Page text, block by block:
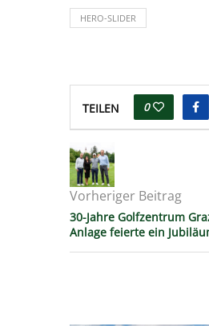
HERO-SLIDER
TEILEN 0
Vorheriger Beitrag
30-Jahre Golfzentrum
Anlage feierte ein